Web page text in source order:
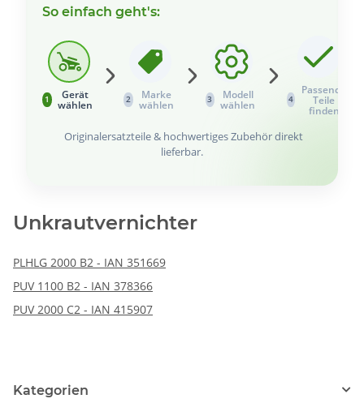
So einfach geht's:
1
Gerät
wählen
2
Marke
wählen
3
Modell
wählen
4
Passende
Teile
finden
Originalersatzteile & hochwertiges Zubehör direkt
lieferbar.
Unkrautvernichter
PLHLG 2000 B2 - IAN 351669
PUV 1100 B2 - IAN 378366
PUV 2000 C2 - IAN 415907
Kategorien